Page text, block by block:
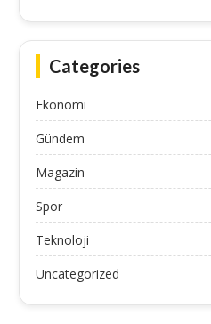
Dışişleri Bakanı Fidan, Malezya’da
Bernama TV’nin sorularını yanıtladı...
July 11, 2025
Categories
Ekonomi
Gündem
Magazin
Spor
Teknoloji
Uncategorized